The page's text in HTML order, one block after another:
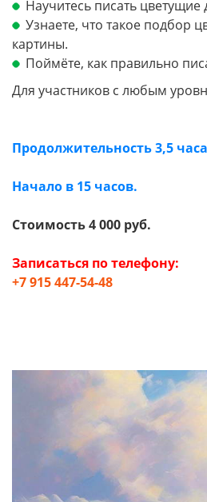
Научитесь писать цветущие
Узнаете, что такое подбор
картины.
Поймёте, как правильно
Для участников с любым
Продолжительность 3,5
Начало в 15 часов.
Стоимость 4 000 руб.
Записаться по телефону:
+7 915 447-54-48